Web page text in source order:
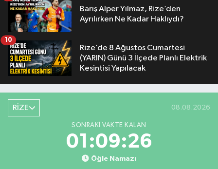
Barış Alper Yılmaz, Rize’den
Ayrılırken Ne Kadar Haklıydı?
Rize’de 8 Ağustos Cumartesi
(YARIN) Günü 3 İlçede Planlı Elektrik
Kesintisi Yapılacak
10
RİZE 08.08.2026
SONRAKI VAKTE KALAN
01:09:25
Öğle Namazı